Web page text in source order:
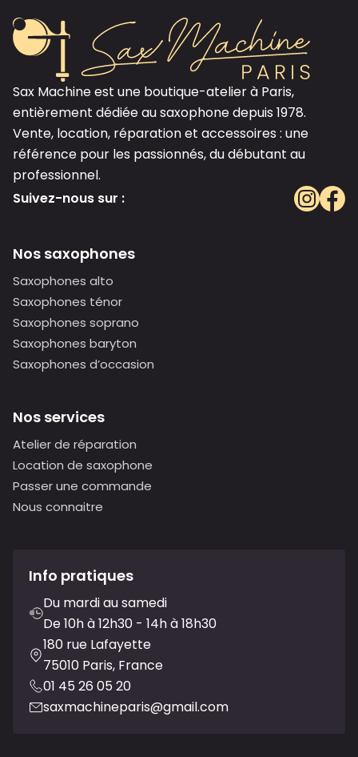
Sax Machine est une boutique-atelier à Paris,
entièrement dédiée au saxophone depuis 1978.
Vente, location, réparation et accessoires : une
référence pour les passionnés, du débutant au
professionnel.
Suivez-nous sur :
Nos saxophones
Saxophones alto
Saxophones ténor
Saxophones soprano
Saxophones baryton
Saxophones d’occasion
Nos services
Atelier de réparation
Location de saxophone
Passer une commande
Nous connaitre
Info pratiques
Du mardi au samedi
De 10h à 12h30 - 14h à 18h30
180 rue Lafayette
75010 Paris, France
01 45 26 05 20
saxmachineparis@gmail.com